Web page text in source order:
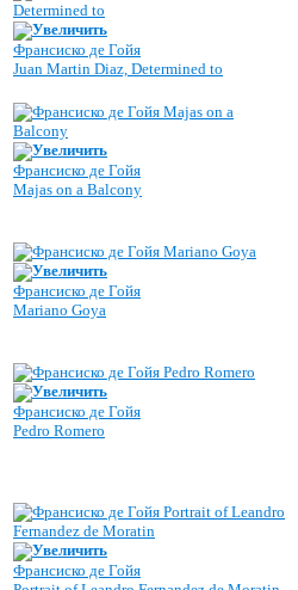
Увеличить
Франсиско де Гойя
Juan Martin Diaz, Determined to
Увеличить
Франсиско де Гойя
Majas on a Balcony
Увеличить
Франсиско де Гойя
Mariano Goya
Увеличить
Франсиско де Гойя
Pedro Romero
Увеличить
Франсиско де Гойя